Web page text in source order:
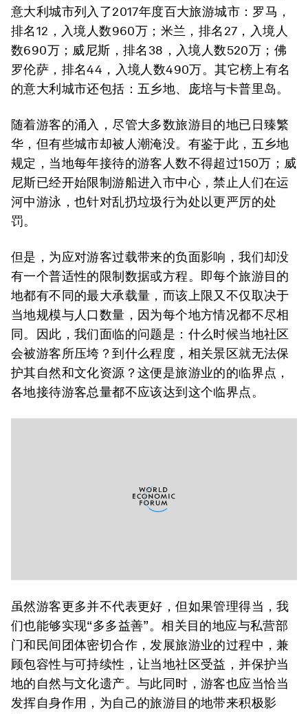
意大利城市列入了2017年度百大旅游城市：罗马，
排名12，入境人数960万；米兰，排名27，入境人
数690万；威尼斯，排名38，入境人数520万；佛
罗伦萨，排名44，入境人数490万。其它榜上有名
的意大利城市还包括：五乡地、庞培与卡普里岛。
随着游客的涌入，尽管大多数旅游目的地已日臻繁
华，但有些城市却被人潮淹没。有鉴于此，五乡地
规定，当地每年接待的游客人数不得超过150万；威
尼斯已经开始限制游船进入市中心，禁止人们在运
河中游泳，也针对乱扔垃圾行为处以更严厉的处
罚。
但是，为应对游客过载带来的负面影响，我们却没
有一个普适性的限制数据或方程。即每个旅游目的
地都有不同的最大承载量，而该上限又不仅取决于
当地规模与人口数量，因为每个地方情况都不尽相
同。因此，我们面临的问题是：什么时候当地社区
会被游客所压垮？到什么程度，相关景区就无法保
护其自然和文化资源？这便是旅游业的的临界点，
各地接待游客总量都不应该达到这个临界点。
虽然游客更多并不代表更好，但如果管理得当，我
们也能够实现“多多益善”。相关目的地应与私营部
门和民间团体密切合作，发展旅游业的过程中，兼
顾包容性与可持续性，让当地社区受益，并保护当
地的自然与文化遗产。与此同时，游客也应当恰当
发挥自身作用，为自己的旅游目的地带来积极影